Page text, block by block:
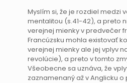
Myslím si, že je rozdiel medzi
mentalitou (s.41-42), a preto
verejnej mienky v predvečer
Francúzsku mohla existovať
verejnej mienky ale jej vplyv
revolúcie), a preto v tomto
Všeobecne sa uznáva, že
zaznamenaný až v Anglicku